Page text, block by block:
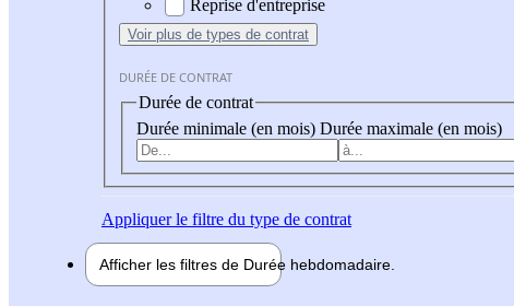
Reprise d'entreprise
Voir plus de types de contrat
DURÉE DE CONTRAT
Durée de contrat
Durée minimale (en mois) Durée maximale (en mois)
Appliquerle filtre du type de contrat
Afficher les filtres de Durée hebdomadaire